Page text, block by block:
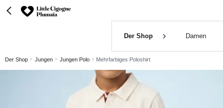
Der Shop Damen
Der Shop Jungen Jungen Polo Mehrfarbiges Poloshirt